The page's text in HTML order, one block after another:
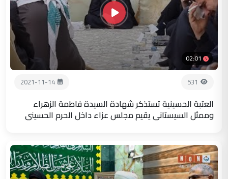
02:01
531
2021-11-14
العتبة الحسينية تستذكر شهادة السيدة فاطمة الزهراء
وممثل السيستاني يقيم مجلس عزاء داخل الحرم الحسيني